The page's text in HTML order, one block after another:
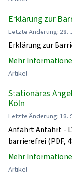
Erklärung zur
Letzte Änderung: 28.
Erklärung zur
Mehr
Artikel
Stationäres
Köln
Letzte Änderung: 18.
Anfahrt Anfahrt -
barrierefrei (PDF,
Mehr
Artikel